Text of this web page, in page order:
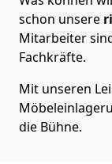
schon unsere
Mitarbeiter
Fachkräfte.
Mit unseren
die Bühne.